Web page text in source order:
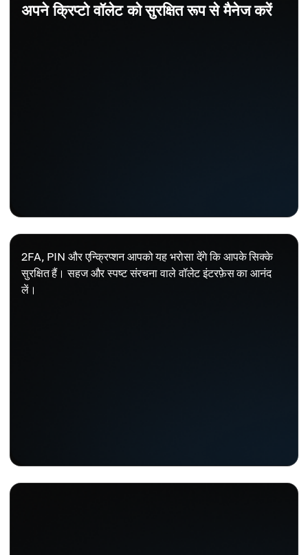
अपने क्रिप्टो वॉलेट को सुरक्षित रूप से मैनेज करें
2FA, PIN और एन्क्रिप्शन आपको यह भरोसा देंगे कि आपके सिक्के
सुरक्षित हैं। सहज और स्पष्ट संरचना वाले वॉलेट इंटरफ़ेस का आनंद
लें।